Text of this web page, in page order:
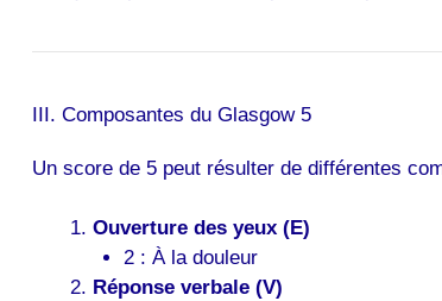
III. Composantes du Glasgow 5
Un score de 5 peut résulter de différentes
Ouverture des yeux (E)
2 : À la douleur
Réponse verbale (V)